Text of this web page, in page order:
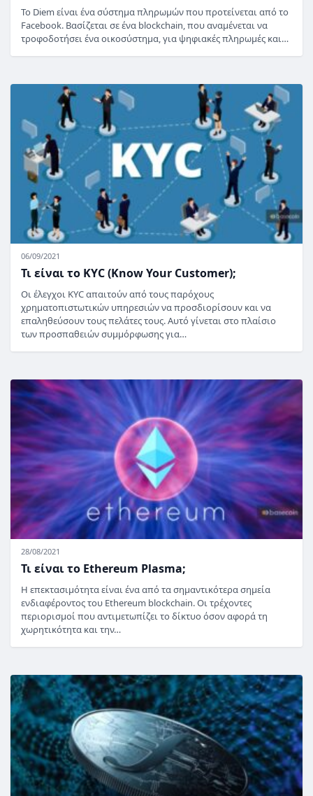
Το Diem είναι ένα σύστημα πληρωμών που προτείνεται από το
Facebook. Βασίζεται σε ένα blockchain, που αναμένεται να
τροφοδοτήσει ένα οικοσύστημα, για ψηφιακές πληρωμές και…
06/09/2021
Τι είναι το KYC (Know Your Customer);
Οι έλεγχοι KYC απαιτούν από τους παρόχους
χρηματοπιστωτικών υπηρεσιών να προσδιορίσουν και να
επαληθεύσουν τους πελάτες τους. Αυτό γίνεται στο πλαίσιο
των προσπαθειών συμμόρφωσης για…
28/08/2021
Τι είναι το Ethereum Plasma;
Η επεκτασιμότητα είναι ένα από τα σημαντικότερα σημεία
ενδιαφέροντος του Ethereum blockchain. Οι τρέχοντες
περιορισμοί που αντιμετωπίζει το δίκτυο όσον αφορά τη
χωρητικότητα και την…